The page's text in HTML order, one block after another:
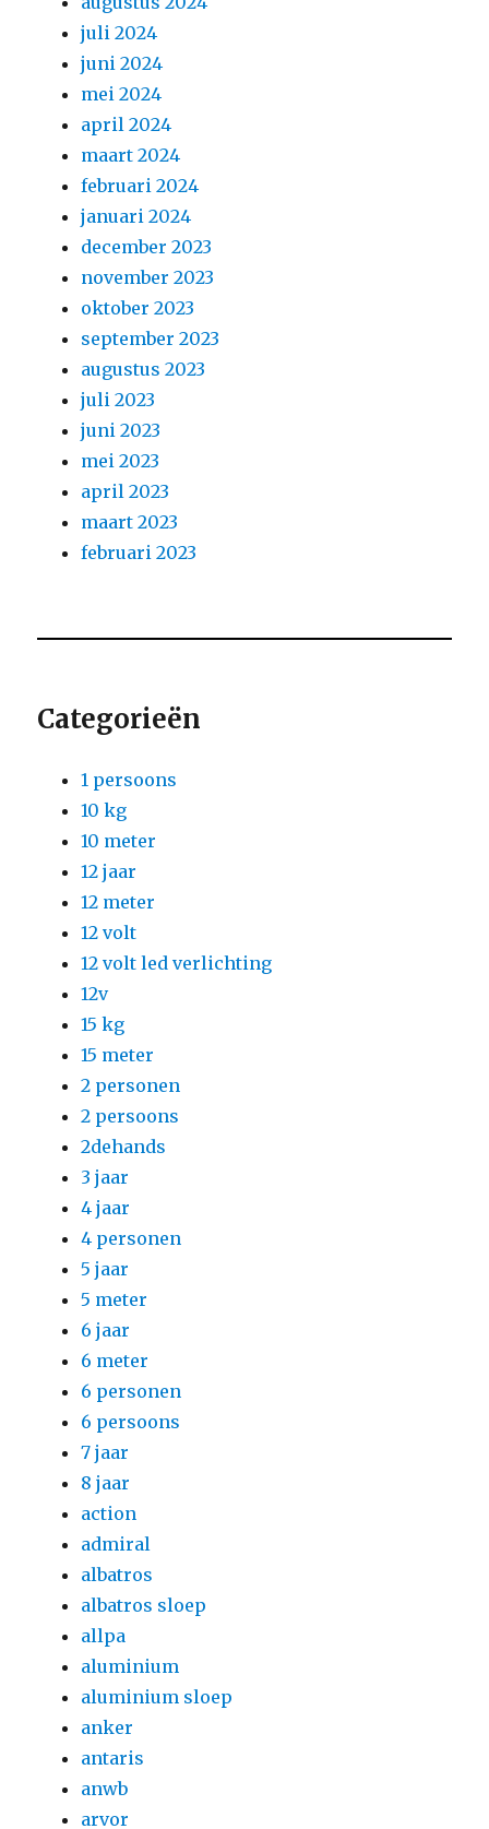
juli 2024
juni 2024
mei 2024
april 2024
maart 2024
februari 2024
januari 2024
december 2023
november 2023
oktober 2023
september 2023
augustus 2023
juli 2023
juni 2023
mei 2023
april 2023
maart 2023
februari 2023
Categorieën
1 persoons
10 kg
10 meter
12 jaar
12 meter
12 volt
12 volt led verlichting
12v
15 kg
15 meter
2 personen
2 persoons
2dehands
3 jaar
4 jaar
4 personen
5 jaar
5 meter
6 jaar
6 meter
6 personen
6 persoons
7 jaar
8 jaar
action
admiral
albatros
albatros sloep
allpa
aluminium
aluminium sloep
anker
antaris
anwb
arvor